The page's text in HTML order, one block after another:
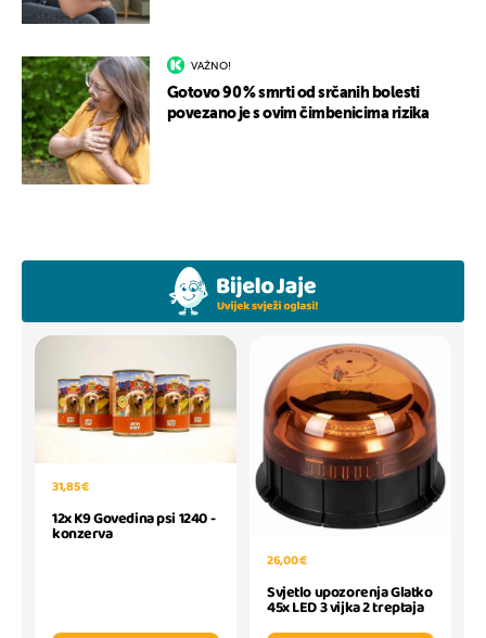
VAŽNO!
Gotovo 90 % smrti od srčanih bolesti
povezano je s ovim čimbenicima rizika
31,85 €
12x K9 Govedina psi 1240 -
konzerva
26,00 €
Svjetlo upozorenja Glatko
45x LED 3 vijka 2 treptaja